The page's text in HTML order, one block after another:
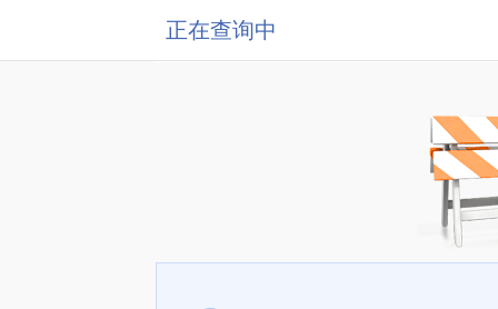
正在查询中